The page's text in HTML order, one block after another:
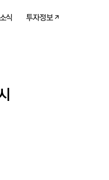
소식 투자정보